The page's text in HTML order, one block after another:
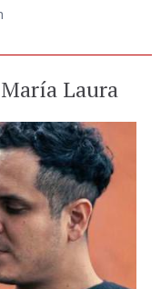
Laura